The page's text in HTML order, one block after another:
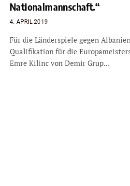
Nationalmannschaft.“
4. APRIL 2019
Für die Länderspiele gegen
Qualifikation für die
Emre Kilinc von Demir Grup…